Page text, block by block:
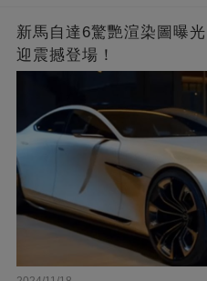
新馬自達6驚艷渲染圖曝
迎震撼登場！